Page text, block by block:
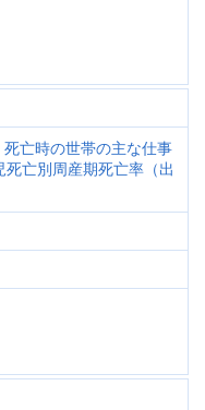
亡時の世帯の主な仕事
亡別周産期死亡率（出